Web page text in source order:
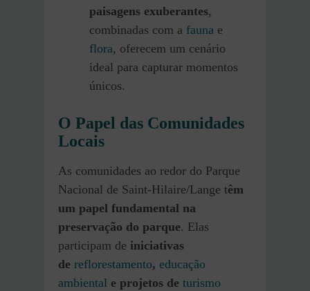
paisagens exuberantes,
combinadas com a fauna e
flora, oferecem um cenário
ideal para capturar momentos
únicos.
O Papel das Comunidades
Locais
As comunidades ao redor do Parque
Nacional de Saint-Hilaire/Lange têm
um papel fundamental na
preservação do parque. Elas
participam de iniciativas
de reflorestamento, educação
ambiental e projetos de turismo